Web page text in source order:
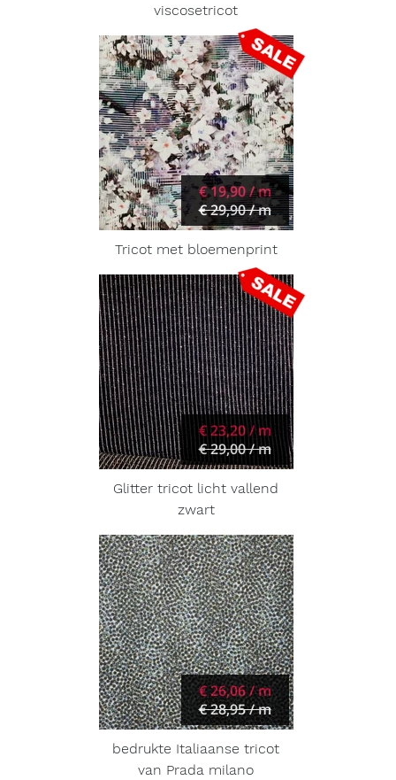
viscosetricot
€ 19,90 / m
€ 29,90 / m
Tricot met bloemenprint
€ 23,20 / m
€ 29,00 / m
Glitter tricot licht vallend
zwart
€ 26,06 / m
€ 28,95 / m
bedrukte Italiaanse tricot
van Prada milano